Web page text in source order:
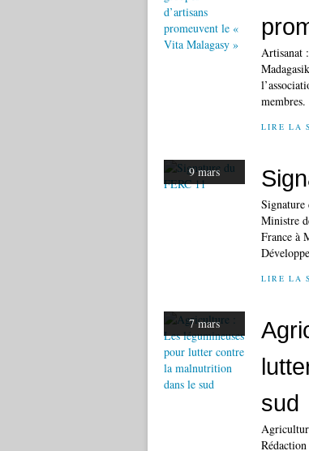
Artisanat
LIRE LA
9 mars
Signature
Ministre
France à
LIRE LA
7 mars
sud